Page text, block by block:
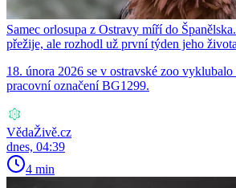
Samec orlosupa z Ostravy míří do
přežije, ale rozhodl už první týden jeho života
18. února 2026 se v ostravské zoo
pracovní označení BG1299.
VědaŽivě.cz
dnes, 04:39
4 min